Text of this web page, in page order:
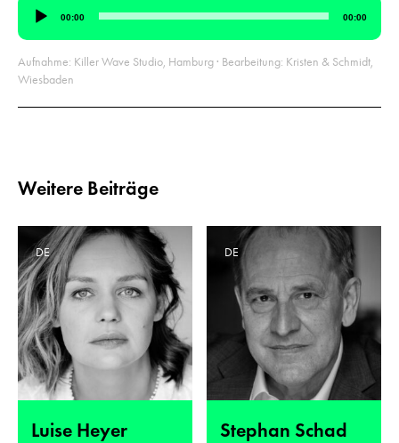
Audio-
Player
00:00 00:00
Aufnahme: Killer Wave Studio, Hamburg · Bearbeitung: Kristen & Schmidt,
Wiesbaden
Weitere Beiträge
Luise Heyer
DE
Stephan Schad
DE